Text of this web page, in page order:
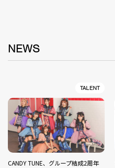
NEWS
TALENT
CANDY TUNE、グループ結成2周年